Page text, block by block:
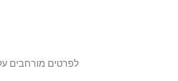
לפרטים מורחבים